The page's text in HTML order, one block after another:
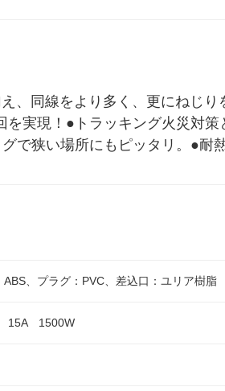
、同線をより多く、更にねじ
を実現！●トラッキング火災対
で狭い場所にもピッタリ。●耐
ABS、プラグ：PVC、差込口：ユリア樹脂
15A 1500W